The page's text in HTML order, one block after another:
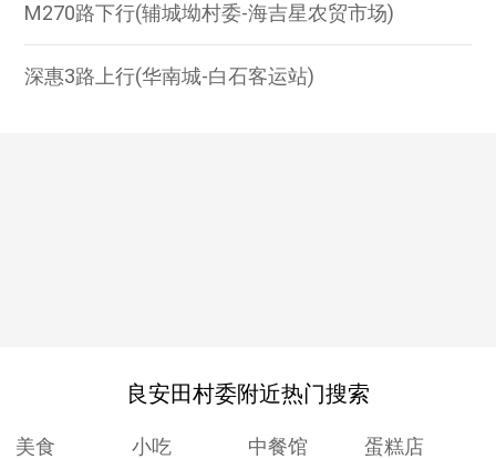
M270路下行(辅城坳村委-海吉星农贸市场)
深惠3路上行(华南城-白石客运站)
良安田村委附近热门搜索
美食 小吃 中餐馆
蛋糕店